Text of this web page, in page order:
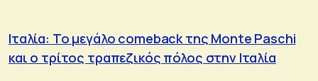
Ιταλία: Το μεγάλο comeback της Monte Paschi
και ο τρίτος τραπεζικός πόλος στην Ιταλία